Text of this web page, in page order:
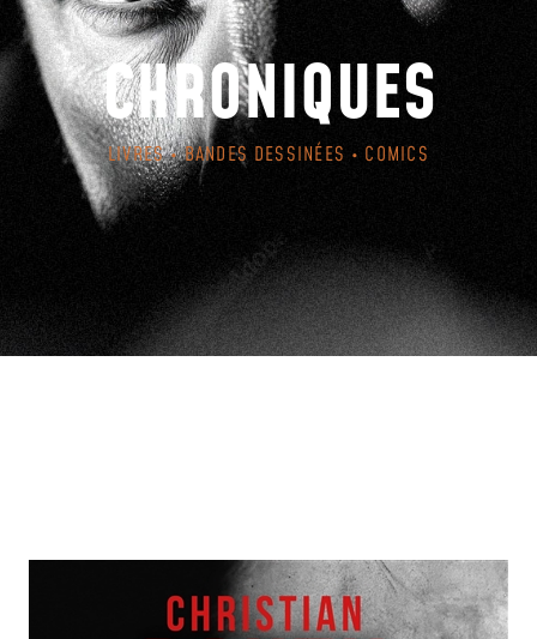
CHRONIQUES
LIVRES • BANDES DESSINÉES • COMICS